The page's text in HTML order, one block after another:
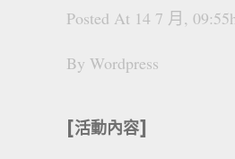
Posted At 14 7 月,
By Wordpress
[活動內容]